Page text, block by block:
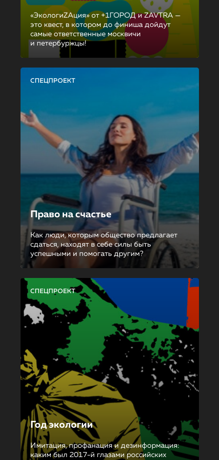
«ЭкологиZAция» от +1ГОРОД и ZAVTRA —
это квест, в котором до финиша дойдут
самые ответственные москвичи
и петербуржцы!
СПЕЦПРОЕКТ
Право на счастье
Как люди, которым общество предлагает
сдаться, находят в себе силы быть
успешными и помогать другим?
СПЕЦПРОЕКТ
Год экологии
Имитация, профанация и дезинформация:
каким был 2017-й глазами российских